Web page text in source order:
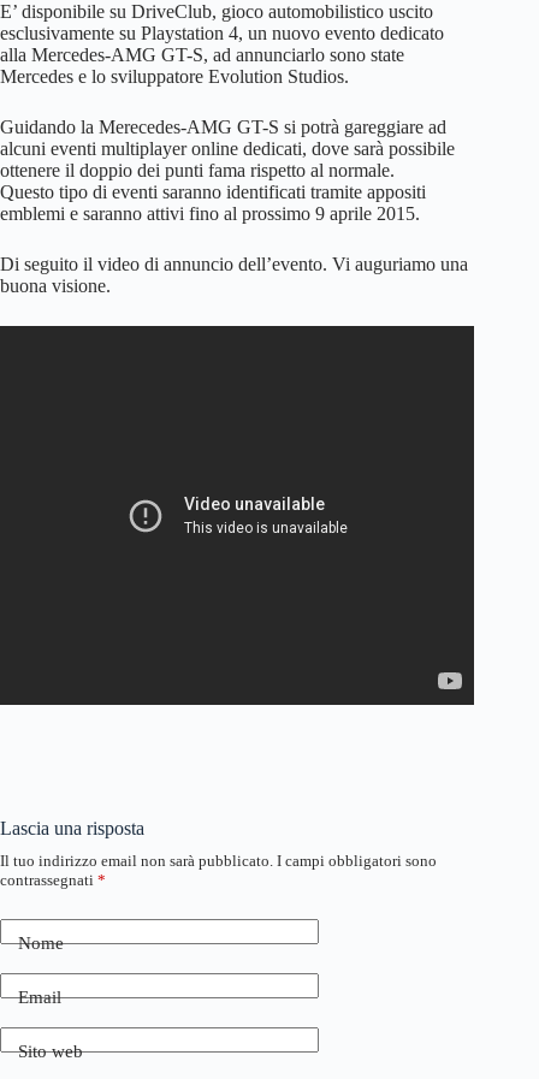
E’ disponibile su DriveClub, gioco automobilistico uscito
esclusivamente su Playstation 4, un nuovo evento dedicato
alla Mercedes-AMG GT-S, ad annunciarlo sono state
Mercedes e lo sviluppatore Evolution Studios.
Guidando la Merecedes-AMG GT-S si potrà gareggiare ad
alcuni eventi multiplayer online dedicati, dove sarà possibile
ottenere il doppio dei punti fama rispetto al normale.
Questo tipo di eventi saranno identificati tramite appositi
emblemi e saranno attivi fino al prossimo 9 aprile 2015.
Di seguito il video di annuncio dell’evento. Vi auguriamo una
buona visione.
Lascia una risposta
Il tuo indirizzo email non sarà pubblicato. I campi obbligatori sono
contrassegnati *
Nome
Email
Sito web